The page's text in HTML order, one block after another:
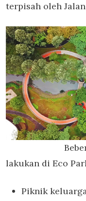
terpisah oleh
Beberapa
lakukan di Eco
Piknik